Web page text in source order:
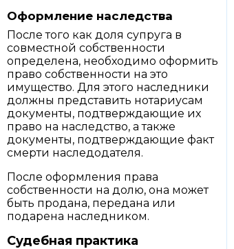
Оформление наследства
После того как доля супруга в
совместной собственности
определена, необходимо оформить
право собственности на это
имущество. Для этого наследники
должны представить нотариусам
документы, подтверждающие их
право на наследство, а также
документы, подтверждающие факт
смерти наследодателя.
После оформления права
собственности на долю, она может
быть продана, передана или
подарена наследником.
Судебная практика